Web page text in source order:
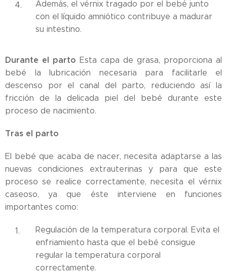
Además, el vérnix tragado por el bebé junto
con el líquido amniótico contribuye a madurar
su intestino.
Durante el parto Esta capa de grasa, proporciona al
bebé la lubricación necesaria para facilitarle el
descenso por el canal del parto, reduciendo así la
fricción de la delicada piel del bebé durante este
proceso de nacimiento.
Tras el parto
El bebé que acaba de nacer, necesita adaptarse a las
nuevas condiciones extrauterinas y para que este
proceso se realice correctamente, necesita el vérnix
caseoso, ya que éste interviene en funciones
importantes como:
Regulación de la temperatura corporal. Evita el
enfriamiento hasta que el bebé consigue
regular la temperatura corporal
correctamente.